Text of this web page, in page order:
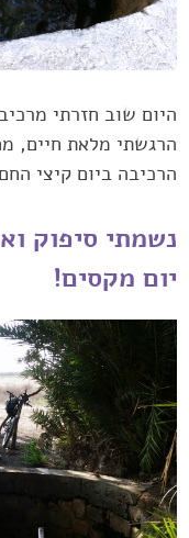
היום שוב חזרתי
הרגשתי מלאת ‏חיים,
הרכיבה ביום קיצי
נשמתי סיפוק
יום ‏מקסים!‏